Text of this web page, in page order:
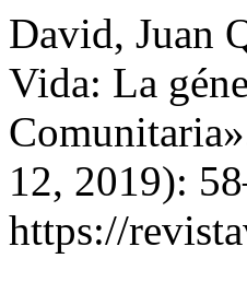
David, Juan
Vida: La
12, 2019):
https://